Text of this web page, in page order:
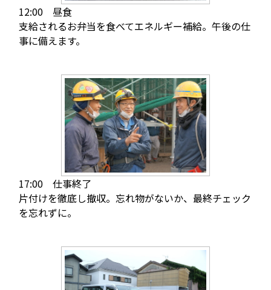
12:00 昼食
支給されるお弁当を食べてエネルギー補給。午後の仕
事に備えます。
17:00 仕事終了
片付けを徹底し撤収。忘れ物がないか、最終チェック
を忘れずに。